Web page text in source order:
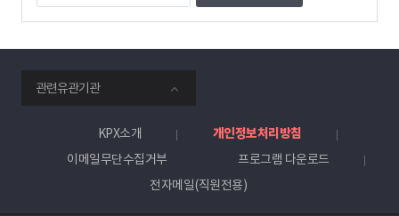
을
겨
주
세
요
관련유관기관
KPX소개
개인정보처리방침
이메일무단수집거부
프로그램 다운로드
전자메일(직원전용)